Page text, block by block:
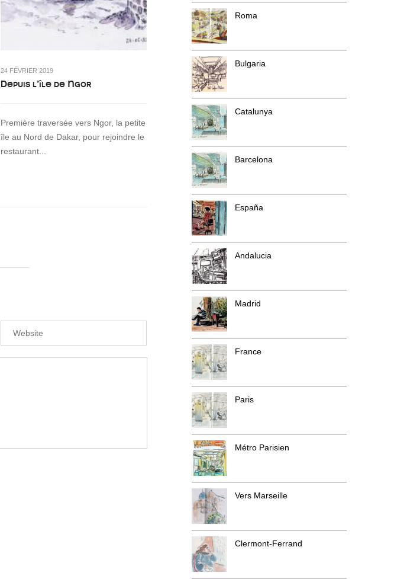
24 FÉVRIER 2019
Depuis l’île de Ngor
Première traversée vers Ngor, la petite
île au Nord de Dakar, pour rejoindre le
restaurant...
Roma
Bulgaria
Catalunya
Barcelona
España
Andalucia
Madrid
France
Paris
Métro Parisien
Vers Marseille
Clermont-Ferrand